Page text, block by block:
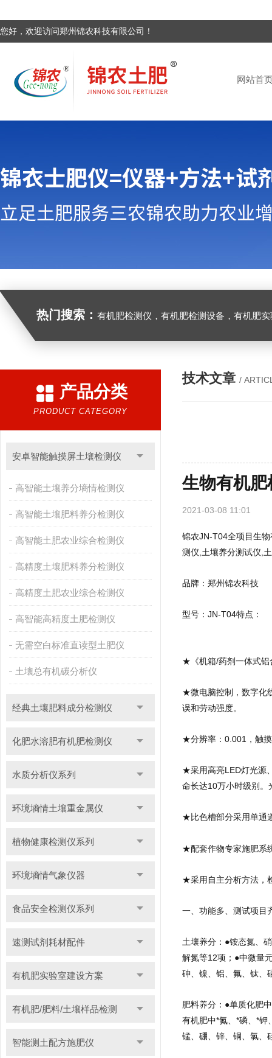
您好，欢迎访问郑州锦农科技有限公司！
网站首
热门搜索： 有机肥检测仪，有机肥检测设备，有机肥实验室设备，生物有
产品分类
PRODUCT CATEGORY
安卓智能触摸屏土壤检测仪
高智能土壤养分墒情检测仪
高智能土壤肥料养分检测仪
高智能土肥农业综合检测仪
高精度土壤肥料养分检测仪
高精度土肥农业综合检测仪
高智能高精度土肥检测仪
无需空白标准直读型土肥仪
土壤总有机碳分析仪
经典土壤肥料成分检测仪
化肥水溶肥有机肥检测仪
水质分析仪系列
环境墒情土壤重金属仪
植物健康检测仪系列
环境墒情气象仪器
食品安全检测仪系列
速测试剂耗材配件
有机肥实验室建设方案
有机肥/肥料/土壤样品检测
智能测土配方施肥仪
技术文章 /
生物有机
2021-03-08 11:01
锦农JN-T04全项目生
测仪,土壤养分测试仪,
品牌：郑州锦农科技
型号：JN-T04特点：
★《机箱/药剂一体式铝
★微电脑控制，数字化
误和劳动强度。
★分辨率：0.001，触
★采用高亮LED灯光源
命长达10万小时级别。
★比色槽部分采用单通
★配套作物专家施肥系
★采用自主分析方法，
一、功能多、测试项目
土壤养分：●铵态氮、
解氮等12项；●中微量
砷、镍、铝、氟、钛、
肥料养分：●单质化肥
有机肥中*氮、*磷、*钾
锰、硼、锌、铜、氯、